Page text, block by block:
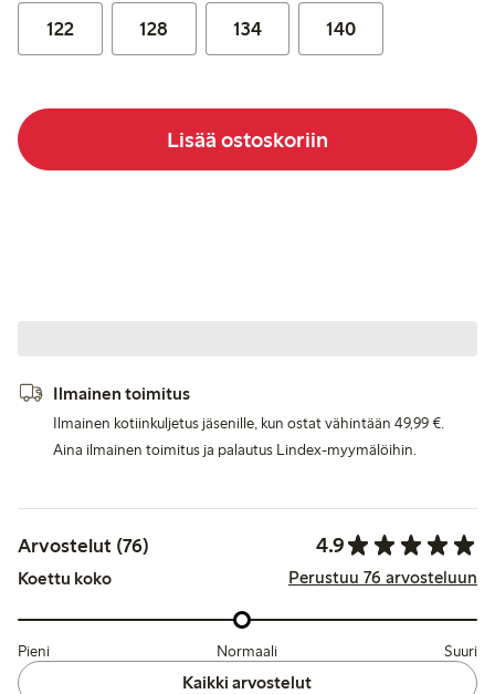
122 128 134 140
Lisää ostoskoriin
Ilmainen toimitus
Ilmainen kotiinkuljetus jäsenille, kun ostat vähintään 49,99 €.
Aina ilmainen toimitus ja palautus Lindex-myymälöihin.
Arvostelut (76) 4.9
Koettu koko Perustuu 76 arvosteluun
Pieni Normaali Suuri
Kaikki arvostelut